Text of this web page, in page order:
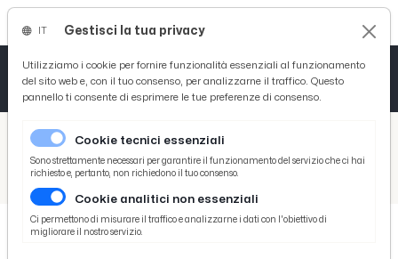
/ Picenotime
/ Curiosità
Giornate FAI di Primavera, 55.000 visitatori negli 80 beni aperti delle Marche
Gestisci la tua privacy
Utilizziamo i cookie per fornire funzionalità essenziali al funzionamento
del sito web e, con il tuo consenso, per analizzarne il traffico. Questo
pannello ti consente di esprimere le tue preferenze di consenso.
Cookie tecnici essenziali
Sono strettamente necessari per garantire il funzionamento del servizio che ci hai
richiesto e, pertanto, non richiedono il tuo consenso.
Cookie analitici non essenziali
Ci permettono di misurare il traffico e analizzarne i dati con l'obiettivo di
migliorare il nostro servizio.
Tutto News
Tutto Sport
Basket
Ciclismo
Tutto Curiosità